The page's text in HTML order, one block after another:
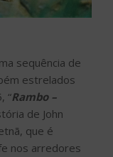
sequência de
estrelados
“Rambo –
de John
que é
nos arredores